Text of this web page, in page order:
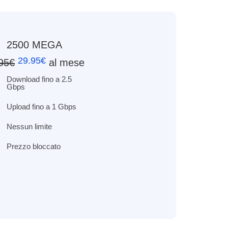
2500 MEGA
29.95€ al mese
Download fino a 2.5
Gbps
Upload fino a 1 Gbps
Nessun limite
Prezzo bloccato